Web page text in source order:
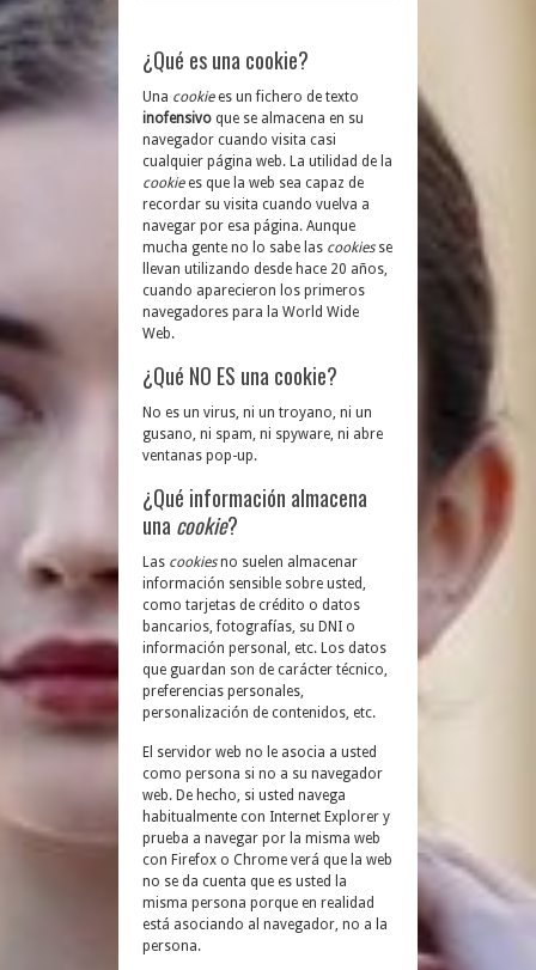
¿Qué es una cookie?
Una cookiees un fichero de texto
inofensivo que se almacena en su
navegador cuando visita casi
cualquier página web. La utilidad de la
cookiees que la web sea capaz de
recordar su visita cuando vuelva a
navegar por esa página. Aunque
mucha gente no lo sabe las cookiesse
llevan utilizando desde hace 20 años,
cuando aparecieron los primeros
navegadores para la World Wide
Web.
¿Qué NO ES una cookie?
No es un virus, ni un troyano, ni un
gusano, ni spam, ni spyware, ni abre
ventanas pop-up.
¿Qué información almacena
una cookie?
Las cookiesno suelen almacenar
información sensible sobre usted,
como tarjetas de crédito o datos
bancarios, fotografías, su DNI o
información personal, etc. Los datos
que guardan son de carácter técnico,
preferencias personales,
personalización de contenidos, etc.
El servidor web no le asocia a usted
como persona si no a su navegador
web. De hecho, si usted navega
habitualmente con Internet Explorer y
prueba a navegar por la misma web
con Firefox o Chrome verá que la web
no se da cuenta que es usted la
misma persona porque en realidad
está asociando al navegador, no a la
persona.